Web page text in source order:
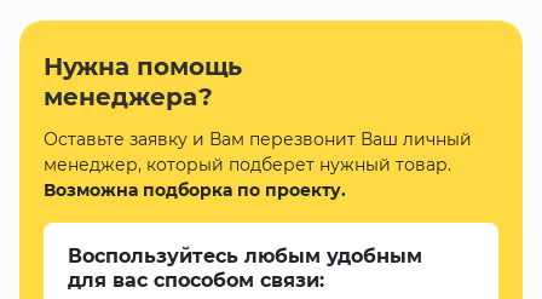
Нужна помощь
менеджера?
Оставьте заявку и Вам перезвонит Ваш личный
менеджер, который подберет нужный товар.
Возможна подборка по проекту.
Воспользуйтесь любым удобным
для вас способом связи: